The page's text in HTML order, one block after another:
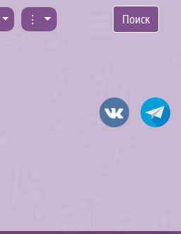
⋮ Поиск